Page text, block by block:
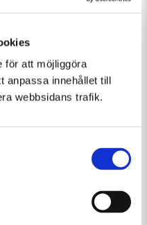
för att möjliggöra
anpassa innehållet till
webbsidans trafik.
Goidea och David Andréen,
Tobias Allard, Catalyst and
process. Foto: Emma Krantz /